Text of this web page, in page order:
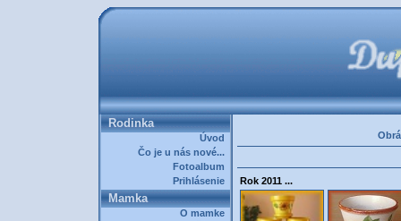
Rodinka
Úvod
Čo je u nás nové...
Fotoalbum
Prihlásenie
Mamka
O mamke
Rok 2011 ...